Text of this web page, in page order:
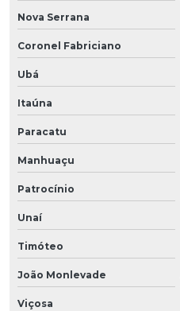
Nova Serrana
Coronel Fabriciano
Ubá
Itaúna
Paracatu
Manhuaçu
Patrocínio
Unaí
Timóteo
João Monlevade
Viçosa